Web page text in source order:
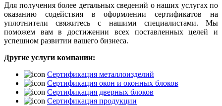
Для получения более детальных сведений о наших услугах по
оказанию содействия в оформлении сертификатов на
уплотнители свяжитесь с нашими специалистами. Мы
поможем вам в достижении всех поставленных целей и
успешном развитии вашего бизнеса.
Другие услуги компании:
Сертификация металлоизделий
Сертификация окон и оконных блоков
Сертификация дверных блоков
Сертификация продукции